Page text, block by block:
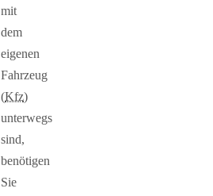
mit
dem
eigenen
Fahrzeug
(Kfz)
unterwegs
sind,
benötigen
Sie